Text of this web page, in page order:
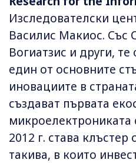
Изследователски
Василис Макиос. Със
Вогиатзис и други,
един от основните
иновациите в
създават първата
2012 г. става
такива, в които